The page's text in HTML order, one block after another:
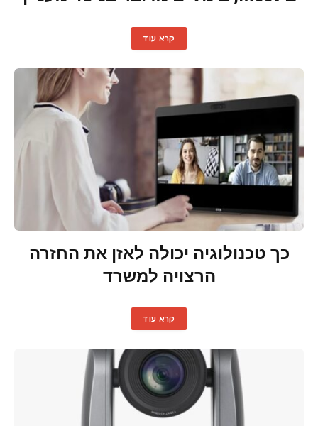
קרא עוד
כך טכנולוגיה יכולה לאזן את החזרה
הרצויה למשרד
קרא עוד